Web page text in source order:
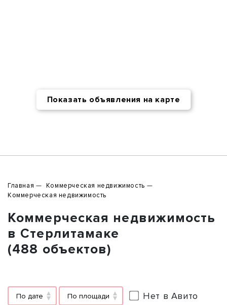
Показать объявления на карте
Главная
Коммерческая недвижимость
Коммерческая недвижимость
Коммерческая недвижимость
в Стерлитамаке
(488 объектов)
По дате По площади Нет в Авито